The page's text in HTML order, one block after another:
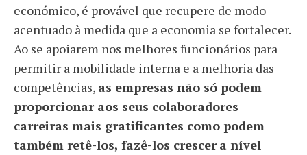
económico, é provável que recupere de modo
acentuado à medida que a economia se fortalecer.
Ao se apoiarem nos melhores funcionários para
permitir a mobilidade interna e a melhoria das
competências, as empresas não só podem
proporcionar aos seus colaboradores
carreiras mais gratificantes como podem
também retê-los, fazê-los crescer a nível